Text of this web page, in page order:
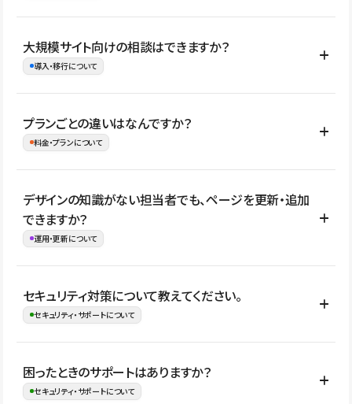
はい。既存サイトの構成やコンテンツ、URLを整理したうえで、
Studio上に再構築する形で移行できます。 WordPressの場合は、
イト全体のデザインや設定がそのまま移行されるわけではないた
め、移行後にページ構成やデザイン、CMS設計、URL・リダイレク
大規模サイト向けの相談はできますか？
導入・移行について
はい。アクセス規模が大きいサイトや、複数部門での運用、権限管
理、セキュリティ確認、既存システムとの連携など、個別の要件が
ない段階でも、お問い合わせください。
お問合せはこちら
プランごとの違いはなんですか？
料金・プランについて
公開ページ数、バージョン履歴の期間、CMS利用数の上限、権限
管理の有無などがプランごとに異なります。詳しくは料金プランペ
ージをご覧ください。
デザインの知識がない担当者でも、ページを更新・追加
できますか？
運用・更新について
はい。CMSやコンポーネントを活用して更新範囲を設計しておく
ことで、デザインを崩しにくい状態で運用できます。 さらにコン
ながらレイアウトに影響を与えずに更新作業を進めやすくなりま
す。
セキュリティ対策について教えてください。
セキュリティ・サポートについて
Studioでは、公開サイトやサービスを安全に利用できるよう、通信
の暗号化、データ保護、アクセス管理、脆弱性対策など、複数の観
困ったときのサポートはありますか？
セキュリティ・サポートについて